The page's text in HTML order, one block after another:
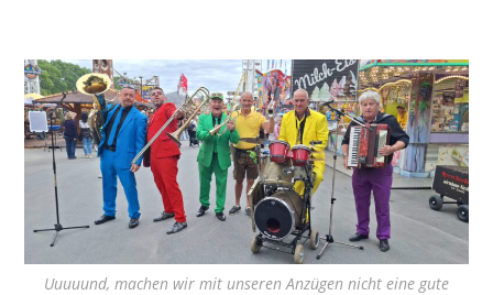
Uuuuund, machen wir mit unseren Anzügen nicht eine gute